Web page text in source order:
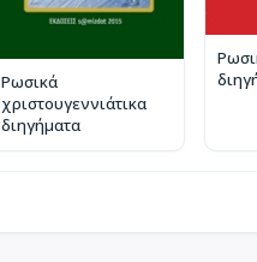
Ρωσικά
χριστουγεννιάτικα
διηγήματα